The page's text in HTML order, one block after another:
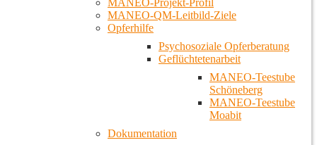
MANEO-Projekt-Profil
MANEO-QM-Leitbild-Ziele
Opferhilfe
Psychosoziale Opferberatung
Geflüchtetenarbeit
MANEO-Teestube
Schöneberg
MANEO-Teestube
Moabit
Dokumentation